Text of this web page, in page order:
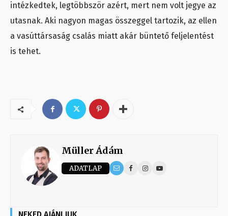
intézkedtek, legtöbbször azért, mert nem volt jegye az
utasnak. Aki nagyon magas összeggel tartozik, az ellen
a vasúttársaság csalás miatt akár büntető feljelentést
is tehet.
Müller Ádám
ADATLAP